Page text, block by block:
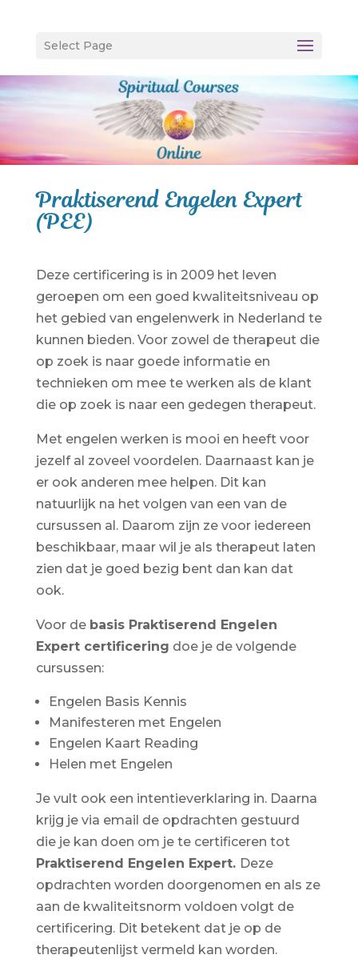
Select Page
Praktiserend Engelen Expert
(PEE)
Deze certificering is in 2009 het leven
geroepen om een goed kwaliteitsniveau op
het gebied van engelenwerk in Nederland te
kunnen bieden. Voor zowel de therapeut die
op zoek is naar goede informatie en
technieken om mee te werken als de klant
die op zoek is naar een gedegen therapeut.
Met engelen werken is mooi en heeft voor
jezelf al zoveel voordelen. Daarnaast kan je
er ook anderen mee helpen. Dit kan
natuurlijk na het volgen van een van de
cursussen al. Daarom zijn ze voor iedereen
beschikbaar, maar wil je als therapeut laten
zien dat je goed bezig bent dan kan dat
ook.
Voor de basis Praktiserend Engelen
Expert certificering doe je de volgende
cursussen:
Engelen Basis Kennis
Manifesteren met Engelen
Engelen Kaart Reading
Helen met Engelen
Je vult ook een intentieverklaring in. Daarna
krijg je via email de opdrachten gestuurd
die je kan doen om je te certificeren tot
Praktiserend Engelen Expert. Deze
opdrachten worden doorgenomen en als ze
aan de kwaliteitsnorm voldoen volgt de
certificering. Dit betekent dat je op de
therapeutenlijst vermeld kan worden.